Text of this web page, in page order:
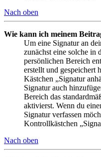
Nach oben
Wie kann ich meinem
Um eine Signatur an
zunächst eine solche in
persönlichen Bereich
erstellt und gespeichert
Kästchen „Signatur
Signatur auch
Bereich das
aktivierst. Wenn du
Signatur verfassen
Kontrollkästchen
Nach oben